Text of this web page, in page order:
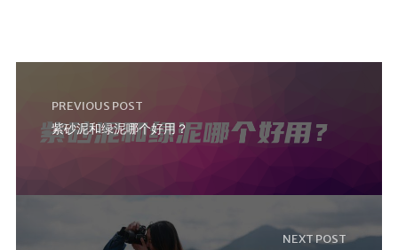
PREVIOUS POST
紫砂泥和绿泥哪个好用？
NEXT POST